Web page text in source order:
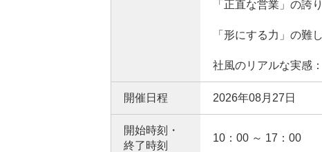
「正直な営業」の誇
「形にする力」の難
社風のリアルな実感
開催日程 2026年08月27日
開始時刻・
終了時刻
10：00 ～ 17：00